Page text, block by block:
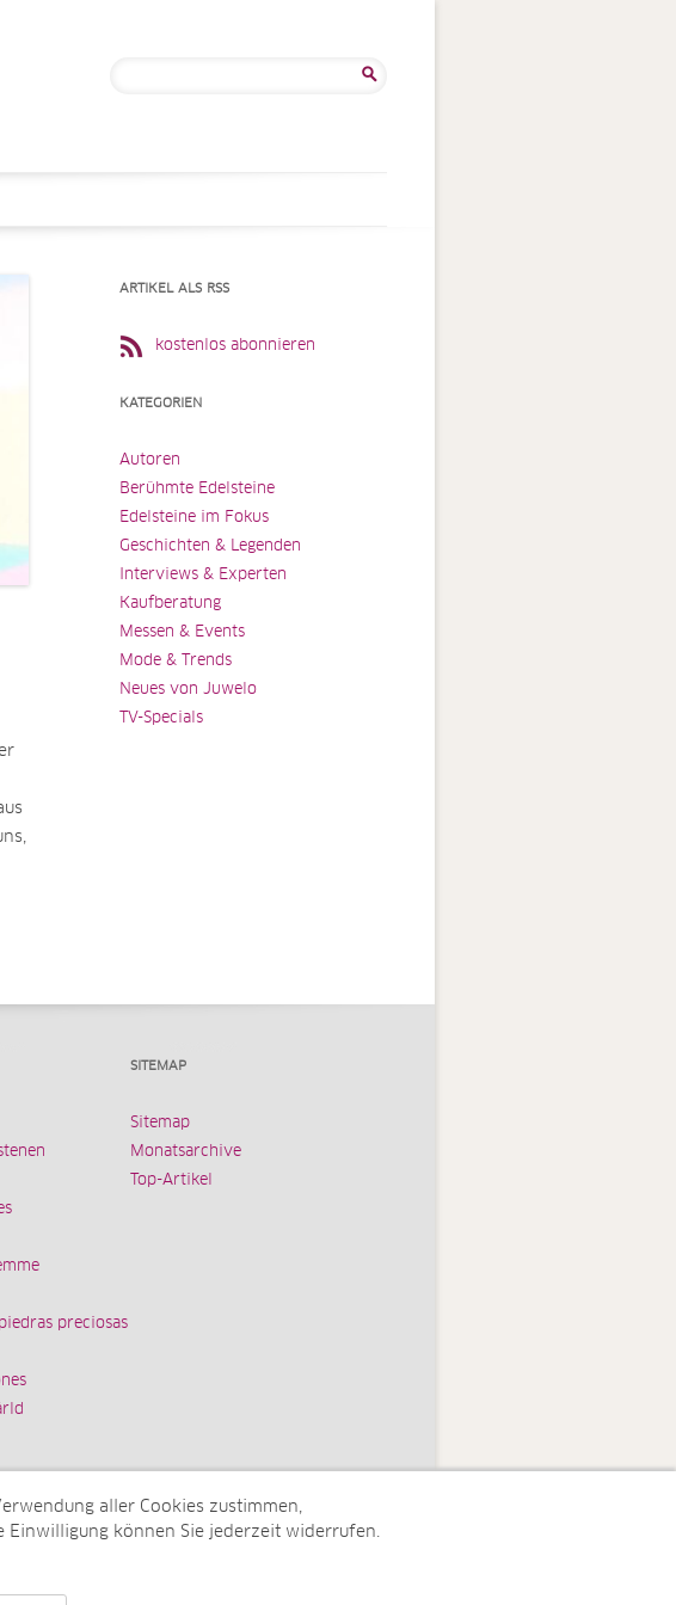
ARTIKEL ALS RSS
kostenlos abonnieren
KATEGORIEN
Autoren
Berühmte Edelsteine
Edelsteine im Fokus
Geschichten & Legenden
Interviews & Experten
Kaufberatung
Messen & Events
Mode & Trends
Neues von Juwelo
TV-Specials
preciosas
SITEMAP
Sitemap
Monatsarchive
Top-Artikel
aller Cookies zustimmen,
Einwilligung können Sie jederzeit widerrufen.